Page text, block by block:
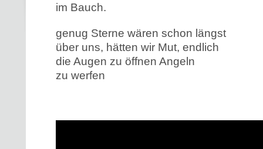
im Bauch.
genug Sterne wären schon längst
über uns, hätten wir Mut, endlich
die Augen zu öffnen Angeln
zu werfen